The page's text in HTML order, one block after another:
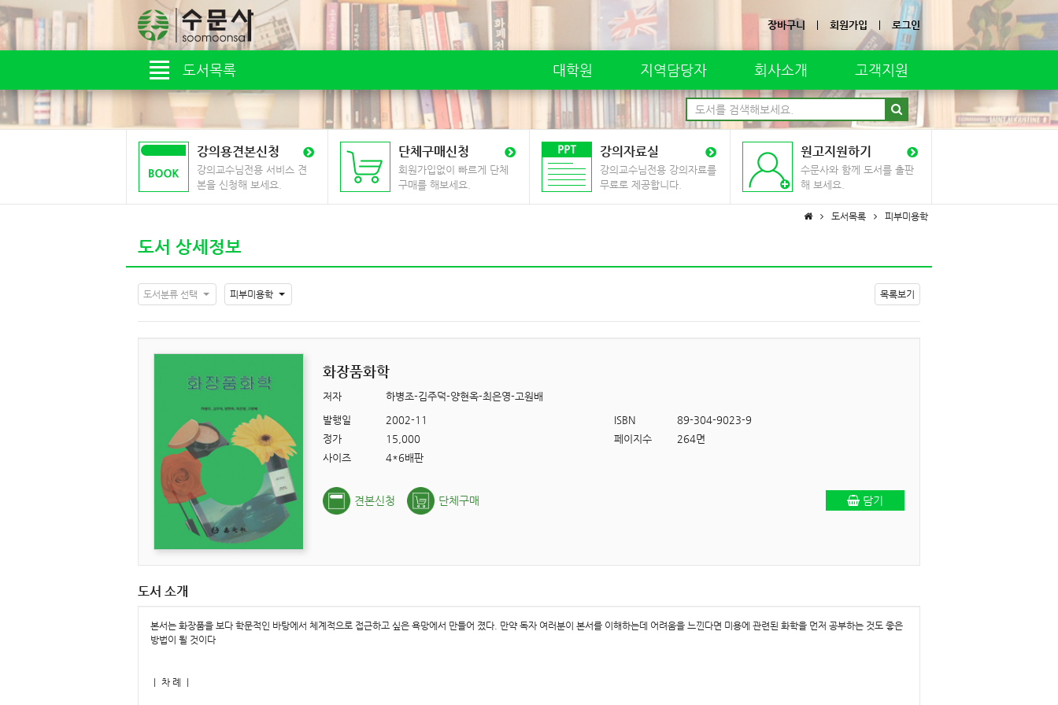
장바구니 회원가입 로그인
도서목록 대학원 지역담당자 회사소개 고객지원
강의용견본신청
강의교수님전용 서비스 견
본을 신청해 보세요.
단체구매신청
회원가입없이 빠르게 단체
구매를 해보세요.
강의자료실
강의교수님전용 강의자료를
무료로 제공합니다.
원고지원하기
수문사와 함께 도서를 출판
해 보세요.
도서목록 피부미용학
도서 상세정보
도서분류 선택 피부미용학 목록보기
화장품화학
저자
하병조-김주덕-양현옥-최은영-고원배
발행일
2002-11 ISBN
89-304-9023-9
정가
15,000 페이지수
264면
사이즈
4*6배판
견본신청 단체구매 담기
도서 소개
본서는 화장품을 보다 학문적인 바탕에서 체계적으로 접근하고 싶은 욕망에서 만들어 졌다. 만약 독자 여러분이 본서를 이해하는데 어려움을 느낀다면 미용에 관련된 화학을 먼저 공부하는 것도 좋은
방법이 될 것이다
ㅣ 차 례 ㅣ